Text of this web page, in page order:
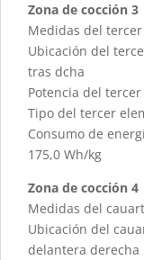
Zona de cocción 3
Medidas del
Ubicación del
tras dcha
Potencia del
Tipo del tercer
Consumo de
175,0 Wh/kg
Zona de cocción 4
Medidas del
Ubicación del
delantera derecha